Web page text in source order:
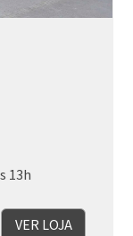
13h
VER LOJA